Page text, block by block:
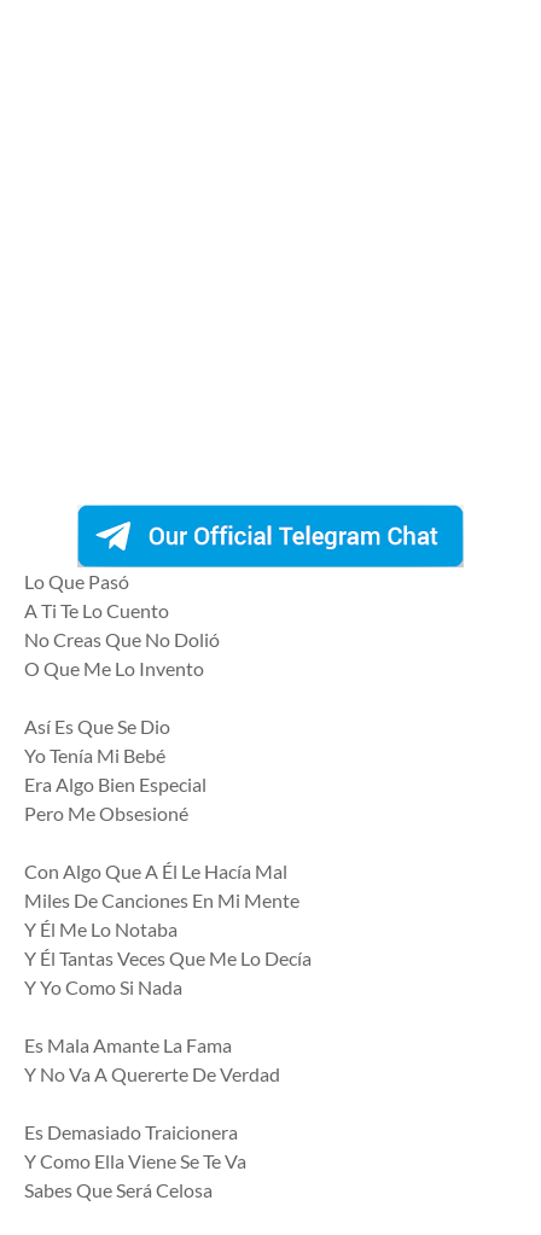
Lo Que Pasó
A Ti Te Lo Cuento
No Creas Que No Dolió
O Que Me Lo Invento
Así Es Que Se Dio
Yo Tenía Mi Bebé
Era Algo Bien Especial
Pero Me Obsesioné
Con Algo Que A Él Le Hacía Mal
Miles De Canciones En Mi Mente
Y Él Me Lo Notaba
Y Él Tantas Veces Que Me Lo Decía
Y Yo Como Si Nada
Es Mala Amante La Fama
Y No Va A Quererte De Verdad
Es Demasiado Traicionera
Y Como Ella Viene Se Te Va
Sabes Que Será Celosa